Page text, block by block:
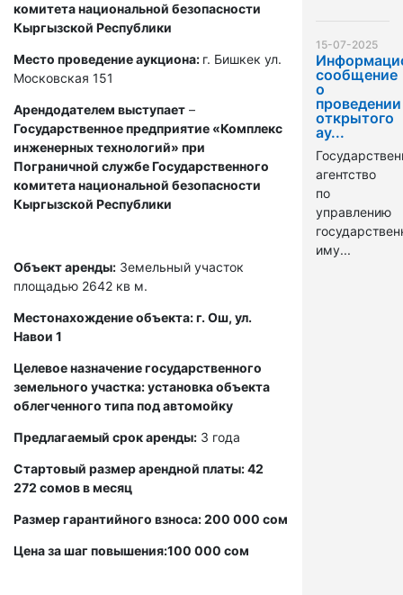
комитета национальной безопасности
Кыргызской Республики
Место проведение аукциона: г. Бишкек ул.
Московская 151
Арендодателем выступает –
Государственное предприятие «Комплекс
инженерных технологий» при
Пограничной службе Государственного
комитета национальной безопасности
Кыргызской Республики
Объект аренды: Земельный участок
площадью 2642 кв м.
Местонахождение объекта: г. Ош, ул.
Навои 1
Целевое назначение государственного
земельного участка: установка объекта
облегченного типа под автомойку
Предлагаемый срок аренды: 3 года
Стартовый размер арендной платы: 42
272 сомов в месяц
Размер гарантийного взноса: 200 000 сом
Цена за шаг повышения:100 000 сом
15-07-2025
сообщение
о
проведении
открытого
ау...
агентство
по
управлению
иму...